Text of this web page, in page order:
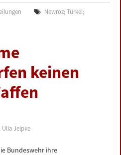
Newroz; Türkei;
keinen
Ulla Jelpke
Bundeswehr ihre